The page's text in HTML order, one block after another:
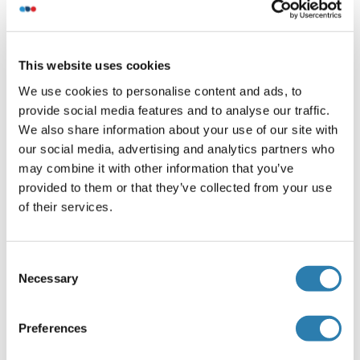
This website uses cookies
We use cookies to personalise content and ads, to
provide social media features and to analyse our traffic.
We also share information about your use of our site with
our social media, advertising and analytics partners who
may combine it with other information that you’ve
provided to them or that they’ve collected from your use
of their services.
Selection
Necessary
Preferences
Indications d'application
WB 1:500-2000 ELISA 1:5000-20000
Restrictions
For Research Use only
Stockage
Liquid
1 mg/mL